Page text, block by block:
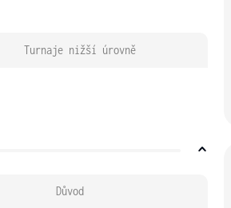
Turnaje nižší úrovně
Důvod